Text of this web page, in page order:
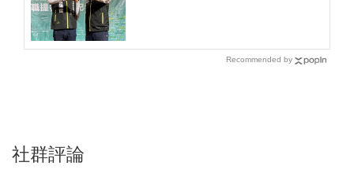
Recommended by
社群評論